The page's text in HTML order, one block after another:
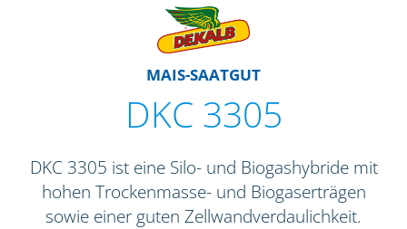
MAIS-SAATGUT
DKC 3305
DKC 3305 ist eine Silo- und Biogashybride mit
hohen Trockenmasse- und Biogaserträgen
sowie einer guten Zellwandverdaulichkeit.